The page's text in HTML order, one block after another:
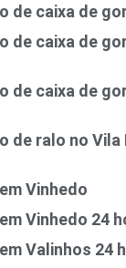
de caixa de
de caixa de
de caixa de
de ralo no
Vinhedo
Vinhedo 24
Valinhos 24